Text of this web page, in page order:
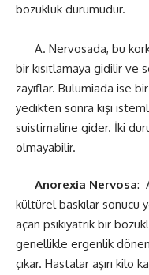
bozukluk durumudur.
A. Nervosada, bu
bir kısıtlamaya gidilir ve
zayıflar. Bulumiada ise
yedikten sonra kişi
suistimaline gider. İki
olmayabilir.
Anorexia Nervosa:
kültürel baskılar sonucu
açan psikiyatrik bir
genellikle ergenlik
çıkar. Hastalar aşırı kilo